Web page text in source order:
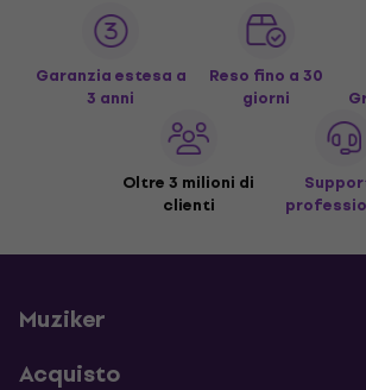
Garanzia estesa a
3 anni
Reso fino a 30
giorni
Oltre 3 milioni di
clienti
Muziker
Acquisto